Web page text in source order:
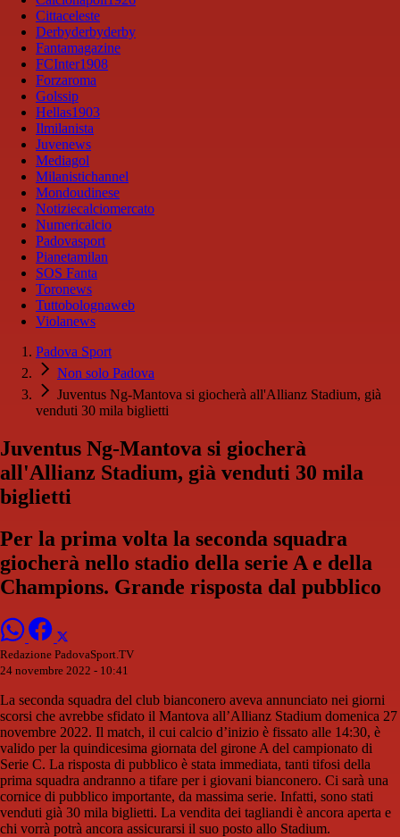
Cittaceleste
Derbyderbyderby
Fantamagazine
FCInter1908
Forzaroma
Golssip
Hellas1903
Ilmilanista
Juvenews
Mediagol
Milanistichannel
Mondoudinese
Notiziecalciomercato
Numericalcio
Padovasport
Pianetamilan
SOS Fanta
Toronews
Tuttobolognaweb
Violanews
Padova Sport
Non solo Padova
Juventus Ng-Mantova si giocherà all'Allianz Stadium, già
venduti 30 mila biglietti
Juventus Ng-Mantova si giocherà
all'Allianz Stadium, già venduti 30 mila
biglietti
Per la prima volta la seconda squadra
giocherà nello stadio della serie A e della
Champions. Grande risposta dal pubblico
Redazione PadovaSport.TV
24 novembre 2022 - 10:41
La seconda squadra del club bianconero aveva annunciato nei giorni
scorsi che avrebbe sfidato il Mantova all’Allianz Stadium domenica 27
novembre 2022. Il match, il cui calcio d’inizio è fissato alle 14:30, è
valido per la quindicesima giornata del girone A del campionato di
Serie C. La risposta di pubblico è stata immediata, tanti tifosi della
prima squadra andranno a tifare per i giovani bianconero. Ci sarà una
cornice di pubblico importante, da massima serie. Infatti, sono stati
venduti già 30 mila biglietti. La vendita dei tagliandi è ancora aperta e
chi vorrà potrà ancora assicurarsi il suo posto allo Stadium.